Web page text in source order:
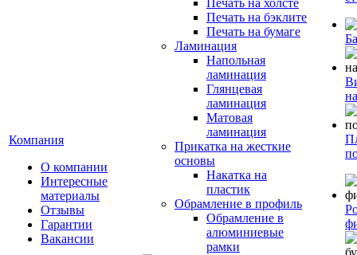
Компания
О компании
Интересные
материалы
Отзывы
Гарантии
Вакансии
Печать на холсте
Печать на бэклите
Печать на бумаге
Ламинация
Напольная
ламинация
Глянцевая
ламинация
Матовая
ламинация
Прикатка на жесткие
основы
Накатка на
пластик
Обрамление в профиль
Обрамление в
алюминиевые
рамки